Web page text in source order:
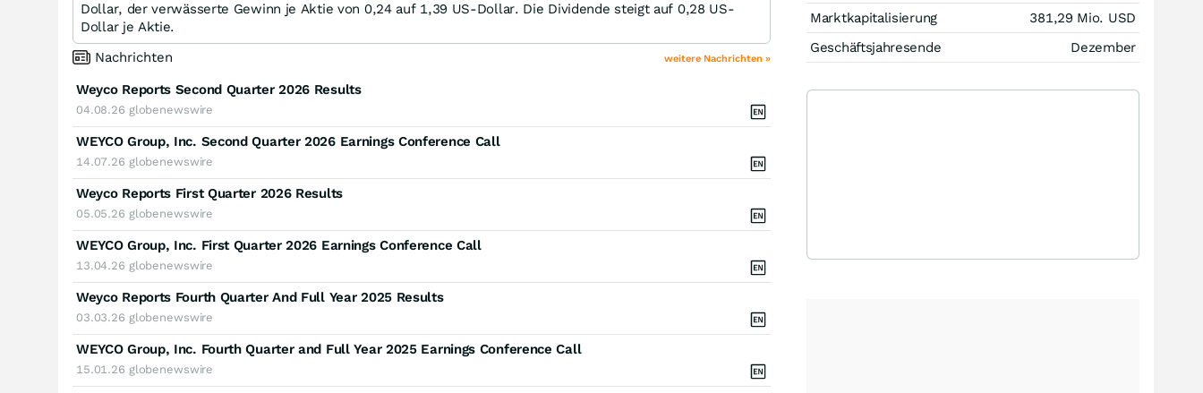
Dollar, der verwässerte Gewinn je Aktie von 0,24 auf 1,39 US-Dollar. Die Dividende steigt auf 0,28 US-
Dollar je Aktie.
Nachrichten
weitere Nachrichten »
Weyco Reports Second Quarter 2026 Results
04.08.26 globenewswire
WEYCO Group, Inc. Second Quarter 2026 Earnings Conference Call
14.07.26 globenewswire
Weyco Reports First Quarter 2026 Results
05.05.26 globenewswire
WEYCO Group, Inc. First Quarter 2026 Earnings Conference Call
13.04.26 globenewswire
Weyco Reports Fourth Quarter And Full Year 2025 Results
03.03.26 globenewswire
WEYCO Group, Inc. Fourth Quarter and Full Year 2025 Earnings Conference Call
15.01.26 globenewswire
Marktkapitalisierung
381,29 Mio. USD
Geschäftsjahresende
Dezember